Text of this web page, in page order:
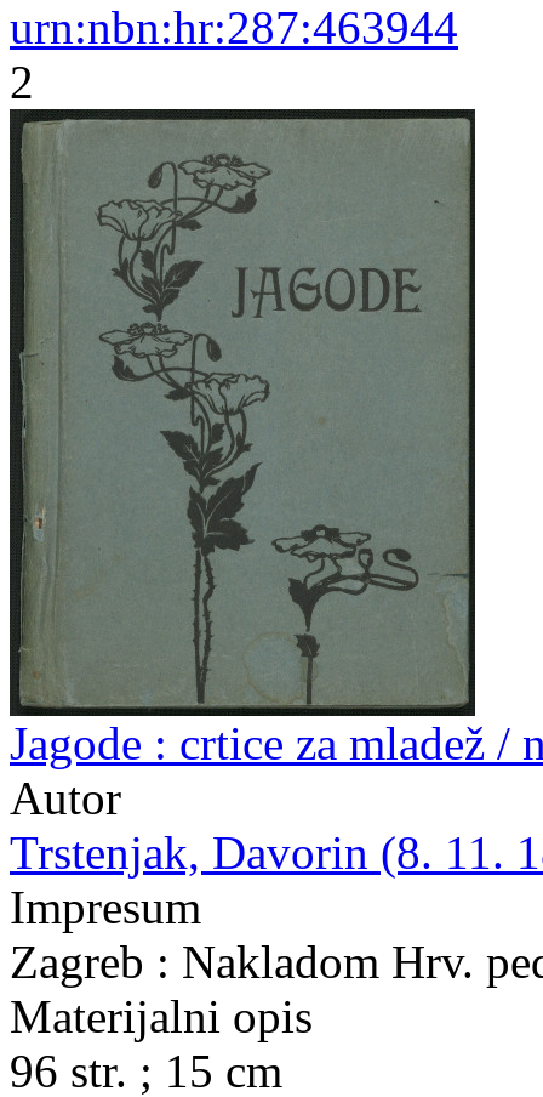
urn:nbn:hr:287:463944
2
Jagode : crtice za mladež /
Autor
Trstenjak, Davorin (8. 11.
Impresum
Zagreb : Nakladom Hrv.
Materijalni opis
96 str. ; 15 cm